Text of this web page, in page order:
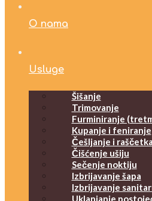
O nama
Usluge
Šišanje
Trimovanje
Furminiranje
Kupanje i feniranje
Češljanje i
Čišćenje ušiju
Sečenje noktiju
Izbrijavanje šapa
Izbrijavanje
Uklanjanje